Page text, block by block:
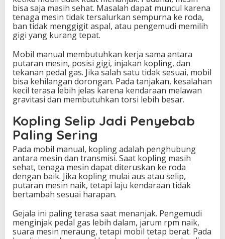
bisa saja masih sehat. Masalah dapat muncul karena
tenaga mesin tidak tersalurkan sempurna ke roda,
ban tidak menggigit aspal, atau pengemudi memilih
gigi yang kurang tepat.
Mobil manual membutuhkan kerja sama antara
putaran mesin, posisi gigi, injakan kopling, dan
tekanan pedal gas. Jika salah satu tidak sesuai, mobil
bisa kehilangan dorongan. Pada tanjakan, kesalahan
kecil terasa lebih jelas karena kendaraan melawan
gravitasi dan membutuhkan torsi lebih besar.
Kopling Selip Jadi Penyebab
Paling Sering
Pada mobil manual, kopling adalah penghubung
antara mesin dan transmisi. Saat kopling masih
sehat, tenaga mesin dapat diteruskan ke roda
dengan baik. Jika kopling mulai aus atau selip,
putaran mesin naik, tetapi laju kendaraan tidak
bertambah sesuai harapan.
Gejala ini paling terasa saat menanjak. Pengemudi
menginjak pedal gas lebih dalam, jarum rpm naik,
suara mesin meraung, tetapi mobil tetap berat. Pada